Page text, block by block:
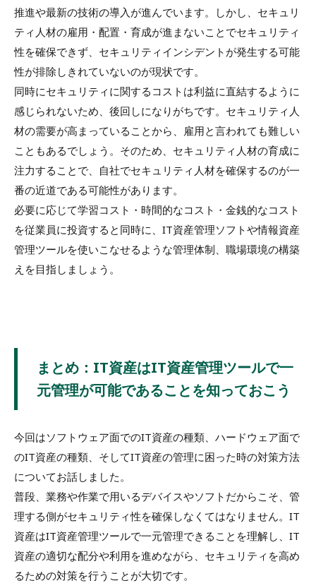
推進や最新の技術の導入が進んでいます。しかし、セキュリ
ティ人材の雇用・配置・育成が進まないことでセキュリティ
性を確保できず、セキュリティインシデントが発生する可能
性が排除しきれていないのが現状です。
同時にセキュリティに関するコストは利益に直結するように
感じられないため、後回しになりがちです。セキュリティ人
材の需要が高まっていることから、雇用と言われても難しい
こともあるでしょう。そのため、セキュリティ人材の育成に
注力することで、自社でセキュリティ人材を確保するのが一
番の近道である可能性があります。
必要に応じて学習コスト・時間的なコスト・金銭的なコスト
を従業員に投資すると同時に、IT資産管理ソフトや情報資産
管理ツールを使いこなせるような管理体制、職場環境の構築
えを目指しましょう。
まとめ：IT資産はIT資産管理ツールで一
元管理が可能であることを知っておこう
今回はソフトウェア面でのIT資産の種類、ハードウェア面で
のIT資産の種類、そしてIT資産の管理に困った時の対策方法
についてお話しました。
普段、業務や作業で用いるデバイスやソフトだからこそ、管
理する側がセキュリティ性を確保しなくてはなりません。IT
資産はIT資産管理ツールで一元管理できることを理解し、IT
資産の適切な配分や利用を進めながら、セキュリティを高め
るための対策を行うことが大切です。